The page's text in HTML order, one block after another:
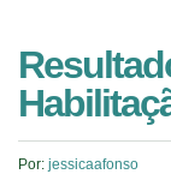
Por: jessicaafonso